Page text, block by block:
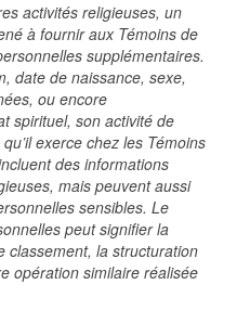
activités religieuses, un
à fournir aux Témoins de
supplémentaires.
date de naissance, sexe,
ou encore
spirituel, son activité de
exerce chez les Témoins
des informations
mais peuvent aussi
sensibles. Le
peut signifier la
classement, la structuration
opération similaire réalisée